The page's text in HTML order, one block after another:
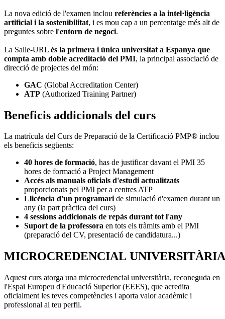
La nova edició de l'examen inclou referències a la intel·ligència
artificial i la sostenibilitat, i es mou cap a un percentatge més alt de
preguntes sobre l'entorn de negoci.
La Salle-URL és la primera i única universitat a Espanya que
compta amb doble acreditació del PMI, la principal associació de
direcció de projectes del món:
GAC (Global Accreditation Center)
ATP (Authorized Training Partner)
Beneficis addicionals del curs
La matrícula del Curs de Preparació de la Certificació PMP® inclou
els beneficis següents:
40 hores de formació, has de justificar davant el PMI 35
hores de formació a Project Management
Accés als manuals oficials d'estudi actualitzats
proporcionats pel PMI per a centres ATP
Llicència d'un programaride simulació d'examen durant un
any (la part pràctica del curs)
4 sessions addicionals de repàs durant tot l'any
Suport de la professora en tots els tràmits amb el PMI
(preparació del CV, presentació de candidatura...)
MICROCREDENCIAL UNIVERSITÀRIA
Aquest curs atorga una microcredencial universitària, reconeguda en
l'Espai Europeu d'Educació Superior (EEES), que acredita
oficialment les teves competències i aporta valor acadèmic i
professional al teu perfil.